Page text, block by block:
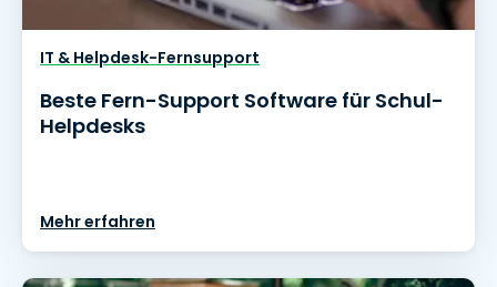
IT & Helpdesk-Fernsupport
Beste Fern-Support Software für Schul-
Helpdesks
Mehr erfahren